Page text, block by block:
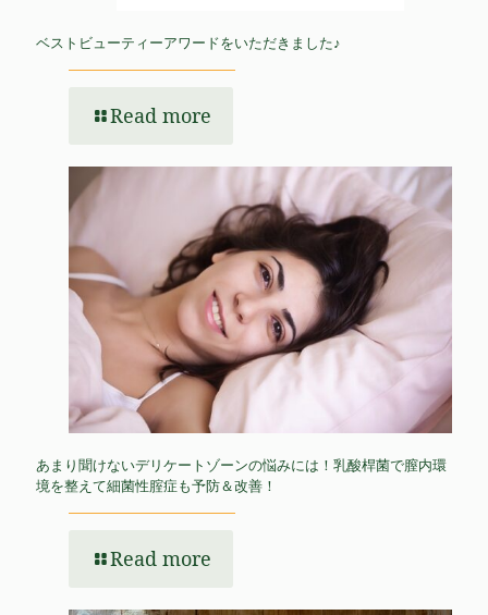
ベストビューティーアワードをいただきました♪
Read more
あまり聞けないデリケートゾーンの悩みには！乳酸桿菌で膣内環
境を整えて細菌性腟症も予防＆改善！
Read more